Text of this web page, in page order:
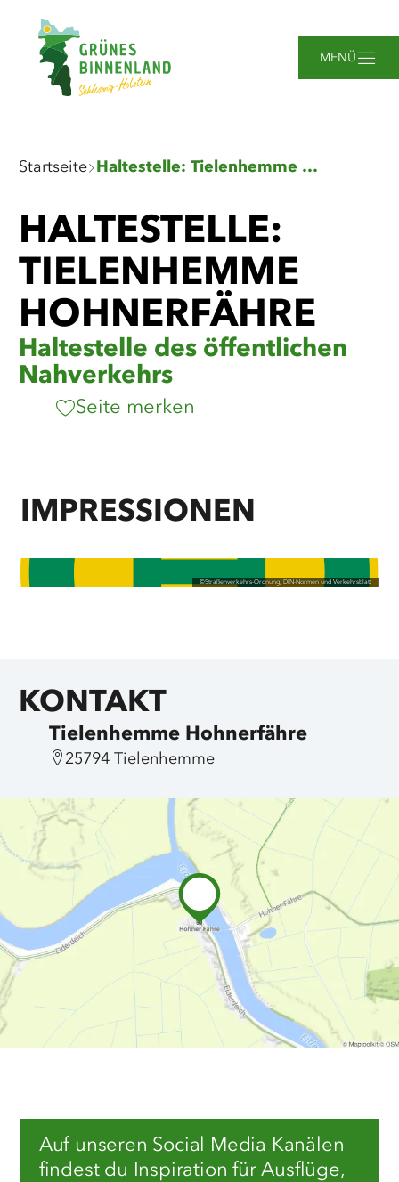
MENÜ
Sie
sind
Startseite Haltestelle: Tielenhemme Hohnerfähre
HALTESTELLE:
TIELENHEMME
HOHNERFÄHRE
Haltestelle des öffentlichen
Nahverkehrs
Seite merken
IMPRESSIONEN
©Straßenverkehrs-Ordnung, DIN-Normen und Verkehrsblatt
KONTAKT
Tielenhemme Hohnerfähre
25794 Tielenhemme
Auf unseren Social Media Kanälen
findest du Inspiration für Ausflüge,